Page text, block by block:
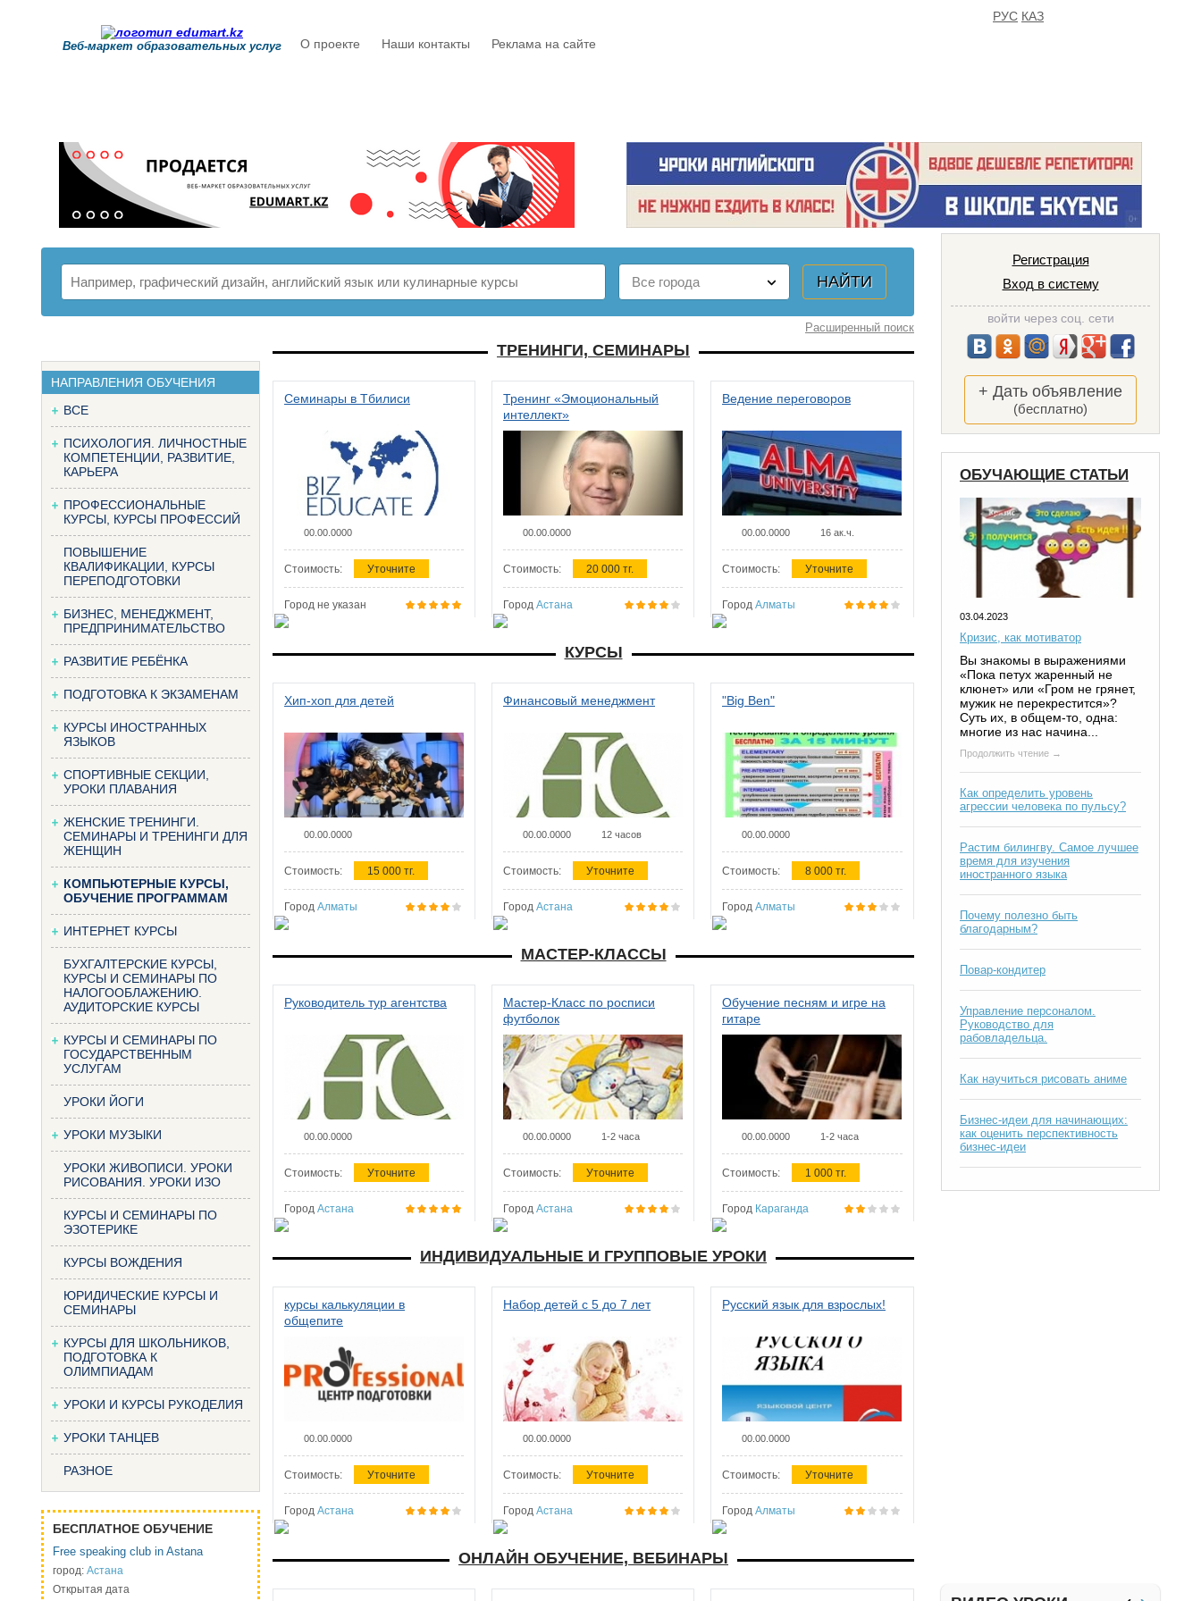
Веб-маркет образовательных услуг О проекте Наши контакты Реклама на сайте
РУС КАЗ
Расширенный поиск
НАПРАВЛЕНИЯ ОБУЧЕНИЯ
ВСЕ
ПСИХОЛОГИЯ. ЛИЧНОСТНЫЕ
КОМПЕТЕНЦИИ, РАЗВИТИЕ,
КАРЬЕРА
ПРОФЕССИОНАЛЬНЫЕ
КУРСЫ, КУРСЫ ПРОФЕССИЙ
ПОВЫШЕНИЕ
КВАЛИФИКАЦИИ, КУРСЫ
ПЕРЕПОДГОТОВКИ
БИЗНЕС, МЕНЕДЖМЕНТ,
ПРЕДПРИНИМАТЕЛЬСТВО
РАЗВИТИЕ РЕБЁНКА
ПОДГОТОВКА К ЭКЗАМЕНАМ
КУРСЫ ИНОСТРАННЫХ
ЯЗЫКОВ
СПОРТИВНЫЕ СЕКЦИИ,
УРОКИ ПЛАВАНИЯ
ЖЕНСКИЕ ТРЕНИНГИ.
СЕМИНАРЫ И ТРЕНИНГИ ДЛЯ
ЖЕНЩИН
КОМПЬЮТЕРНЫЕ КУРСЫ,
ОБУЧЕНИЕ ПРОГРАММАМ
ИНТЕРНЕТ КУРСЫ
БУХГАЛТЕРСКИЕ КУРСЫ,
КУРСЫ И СЕМИНАРЫ ПО
НАЛОГООБЛАЖЕНИЮ.
АУДИТОРСКИЕ КУРСЫ
КУРСЫ И СЕМИНАРЫ ПО
ГОСУДАРСТВЕННЫМ
УСЛУГАМ
УРОКИ ЙОГИ
УРОКИ МУЗЫКИ
УРОКИ ЖИВОПИСИ. УРОКИ
РИСОВАНИЯ. УРОКИ ИЗО
КУРСЫ И СЕМИНАРЫ ПО
ЭЗОТЕРИКЕ
КУРСЫ ВОЖДЕНИЯ
ЮРИДИЧЕСКИЕ КУРСЫ И
СЕМИНАРЫ
КУРСЫ ДЛЯ ШКОЛЬНИКОВ,
ПОДГОТОВКА К
ОЛИМПИАДАМ
УРОКИ И КУРСЫ РУКОДЕЛИЯ
УРОКИ ТАНЦЕВ
РАЗНОЕ
БЕСПЛАТНОЕ ОБУЧЕНИЕ
Free speaking club in Astana
город: Астана
Открытая дата
ТРЕНИНГИ, СЕМИНАРЫ
Семинары в Тбилиси
00.00.0000
Стоимость: Уточните
Город не указан
Тренинг «Эмоциональный
интеллект»
00.00.0000
Стоимость: 20 000 тг.
Город Астана
Ведение переговоров
00.00.0000 16 ак.ч.
Стоимость: Уточните
Город Алматы
КУРСЫ
Хип-хоп для детей
00.00.0000
Стоимость: 15 000 тг.
Город Алматы
Финансовый менеджмент
00.00.0000 12 часов
Стоимость: Уточните
Город Астана
"Big Ben"
00.00.0000
Стоимость: 8 000 тг.
Город Алматы
МАСТЕР-КЛАССЫ
Руководитель тур агентства
00.00.0000
Стоимость: Уточните
Город Астана
Мастер-Класс по росписи
футболок
00.00.0000 1-2 часа
Стоимость: Уточните
Город Астана
Обучение песням и игре на
гитаре
00.00.0000 1-2 часа
Стоимость: 1 000 тг.
Город Караганда
ИНДИВИДУАЛЬНЫЕ И ГРУППОВЫЕ УРОКИ
курсы калькуляции в
общепите
00.00.0000
Стоимость: Уточните
Город Астана
Набор детей с 5 до 7 лет
00.00.0000
Стоимость: Уточните
Город Астана
Русский язык для взрослых!
00.00.0000
Стоимость: Уточните
Город Алматы
ОНЛАЙН ОБУЧЕНИЕ, ВЕБИНАРЫ
Регистрация
Вход в систему
войти через соц. сети
+ Дать объявление
(бесплатно)
ОБУЧАЮЩИЕ СТАТЬИ
03.04.2023
Кризис, как мотиватор
Вы знакомы в выражениями
«Пока петух жаренный не
клюнет» или «Гром не грянет,
мужик не перекрестится»?
Суть их, в общем-то, одна:
многие из нас начина...
Продолжить чтение →
Как определить уровень
агрессии человека по пульсу?
Растим билингву. Самое лучшее
время для изучения
иностранного языка
Почему полезно быть
благодарным?
Повар-кондитер
Управление персоналом.
Руководство для
рабовладельца.
Как научиться рисовать аниме
Бизнес-идеи для начинающих:
как оценить перспективность
бизнес-идеи